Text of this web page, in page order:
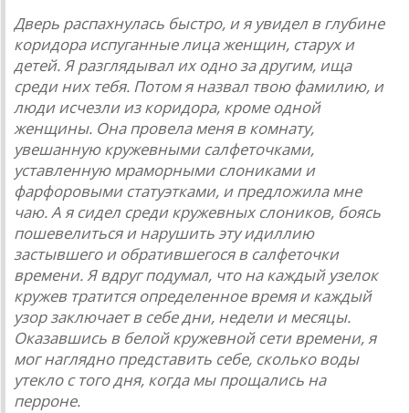
Дверь распахнулась быстро, и я увидел в глубине
коридора испуганные лица женщин, старух и
детей. Я разглядывал их одно за другим, ища
среди них тебя. Потом я назвал твою фамилию, и
люди исчезли из коридора, кроме одной
женщины. Она провела меня в комнату,
увешанную кружевными салфеточками,
уставленную мраморными слониками и
фарфоровыми статуэтками, и предложила мне
чаю. А я сидел среди кружевных слоников, боясь
пошевелиться и нарушить эту идиллию
застывшего и обратившегося в салфеточки
времени. Я вдруг подумал, что на каждый узелок
кружев тратится определенное время и каждый
узор заключает в себе дни, недели и месяцы.
Оказавшись в белой кружевной сети времени, я
мог наглядно представить себе, сколько воды
утекло с того дня, когда мы прощались на
перроне.